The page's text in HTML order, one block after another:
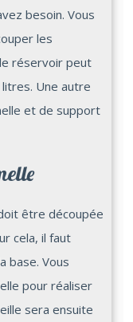
besoin. Vous
les
réservoir peut
Une autre
et de support
être découpée
cela, il faut
base. Vous
pour réaliser
sera ensuite